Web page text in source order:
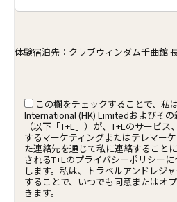
体験宿泊先：クラブウィンダム千曲館
この欄をチェックすることで、私
International (HK) Limitedおよびそ
（以下「T+L」）が、T+Lのサービ
するマーケティングまたはテレマー
た連絡先を通じて私に連絡すること
されるT+Lのプライバシーポリシー
します。私は、トラベルアンドレジ
することで、いつでも同意またはオ
きます。